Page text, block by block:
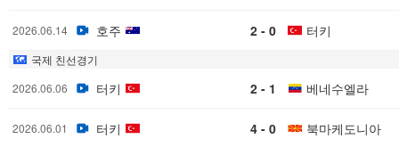
2026.06.14 호주 2 - 0 터키
국제 친선경기
2026.06.06
터키 2 - 1 베네수엘라
2026.06.01 터키 4 - 0 북마케도니아